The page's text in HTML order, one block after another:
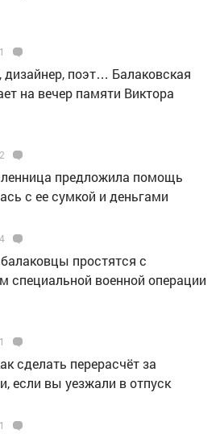
дизайнер, поэт… Балаковская
на вечер памяти Виктора
предложила помощь
с ее сумкой и деньгами
простятся с
специальной военной операции
сделать перерасчёт за
если вы уезжали в отпуск